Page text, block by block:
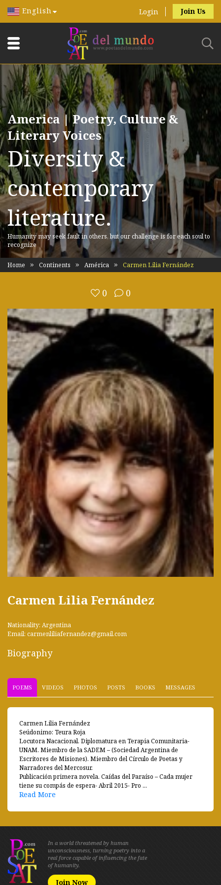
English Login Join Us
America | Poetry, Culture &
Literary Voices
Diversity &
contemporary
literature.
Humanity may seek fault in others, but our challenge is for each soul to
recognize
Home Continents América Carmen Lilia Fernández
0 0
Carmen Lilia Fernández
Nationality: Argentina
Email: carmenliliafernandez@gmail.com
Biography
POEMS VIDEOS PHOTOS POSTS BOOKS MESSAGES
Carmen Lilia Fernández
Seúdonimo: Teura Roja
Locutora Nacacional. Diplomatura en Terapia Comunitaria-
UNAM. Miembro de la SADEM – (Sociedad Argentina de
Escritores de Misiones). Miembro del Círculo de Poetas y
Narradores del Mercosur.
Publicación primera novela. Caídas del Paraíso – Cada mujer
tiene su compás de espera- Abril 2015- Pro ...
Read More
In a world threatened by human
unconsciousness, turning poetry into a
real force capable of influencing the fate
of humanity.
Join Now